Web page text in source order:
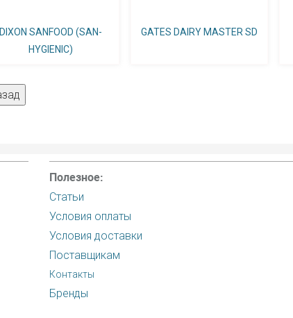
DIXON SANFOOD (SAN-
HYGIENIC)
GATES DAIRY MASTER SD
Полезное:
Статьи
Условия оплаты
Условия доставки
Поставщикам
Контакты
Бренды